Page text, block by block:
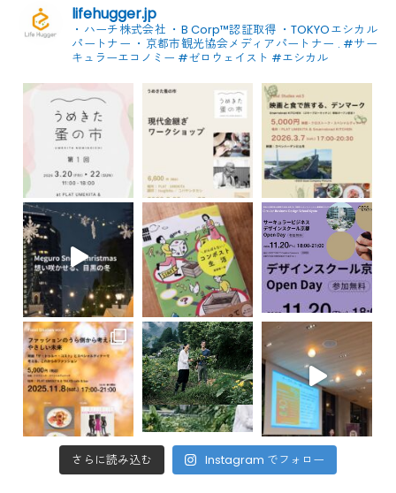
lifehugger.jp
・ハーチ株式会社 ・B Corp™認証取得 ・TOKYOエシカル
パートナー ・京都市観光協会メディアパートナー . #サー
キュラーエコノミー #ゼロウェイスト #エシカル
さらに読み込む Instagram でフォロー